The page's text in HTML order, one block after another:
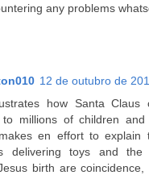
any problems
12 de outubro de
how Santa Claus
millions of children
en effort to explain
delivering toys and the
birth are